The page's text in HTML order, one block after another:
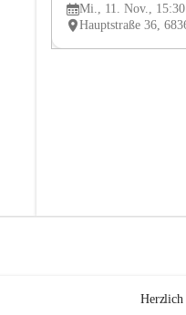
Mi., 11. Nov., 15:30
Herzlich